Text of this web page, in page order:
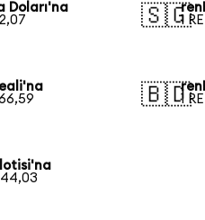
Doları'na
🇸🇬
1
🇧🇩
1